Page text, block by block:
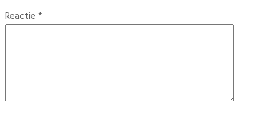
Reactie*